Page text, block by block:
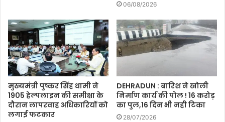
06/08/2026
मुख्यमंत्री पुष्कर सिंह धामी ने
1905 हेल्पलाइन की समीक्षा के
दौरान लापरवाह अधिकारियों को
लगाई फटकार
DEHRADUN : बारिश ने खोली
निर्माण कार्य की पोल ! 16 करोड़
का पुल,16 दिन भी नही टिका
28/07/2026